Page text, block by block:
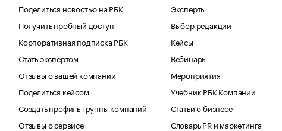
Поделиться новостью на РБК
Получить пробный доступ
Корпоративная подписка РБК
Стать экспертом
Отзывы о вашей компании
Поделиться кейсом
Создать профиль группы компаний
Отзывы о сервисе
Эксперты
Выбор редакции
Кейсы
Вебинары
Мероприятия
Учебник РБК Компании
Статьи о бизнесе
Словарь PR и маркетинга